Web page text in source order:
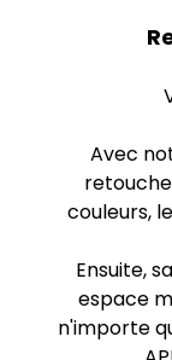
Avec
couleurs,
Ensuite,
espace
n'importe